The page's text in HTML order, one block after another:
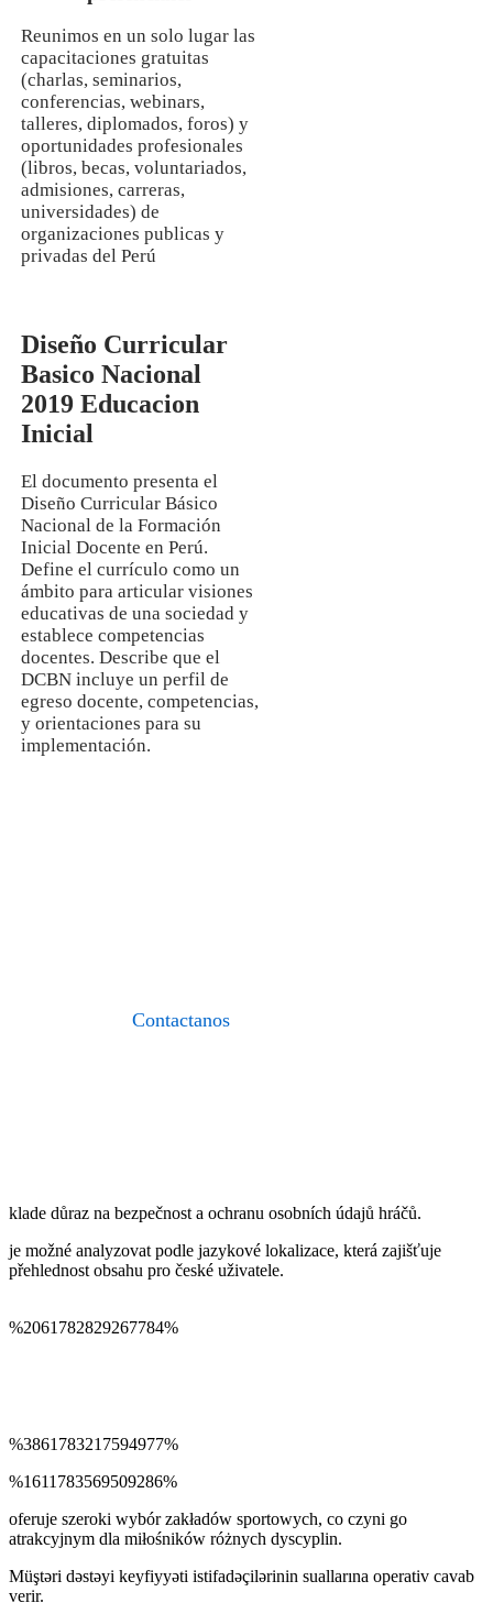
Reunimos en un solo lugar las
capacitaciones gratuitas
(charlas, seminarios,
conferencias, webinars,
talleres, diplomados, foros) y
oportunidades profesionales
(libros, becas, voluntariados,
admisiones, carreras,
universidades) de
organizaciones publicas y
privadas del Perú
Diseño Curricular
Basico Nacional
2019 Educacion
Inicial
El documento presenta el
Diseño Curricular Básico
Nacional de la Formación
Inicial Docente en Perú.
Define el currículo como un
ámbito para articular visiones
educativas de una sociedad y
establece competencias
docentes. Describe que el
DCBN incluye un perfil de
egreso docente, competencias,
y orientaciones para su
implementación.
Contactanos
klade důraz na bezpečnost a ochranu osobních údajů hráčů.
je možné analyzovat podle jazykové lokalizace, která zajišťuje
přehlednost obsahu pro české uživatele.
%2061782829267784%
%3861783217594977%
%1611783569509286%
oferuje szeroki wybór zakładów sportowych, co czyni go
atrakcyjnym dla miłośników różnych dyscyplin.
Müştəri dəstəyi keyfiyyəti istifadəçilərinin suallarına operativ cavab
verir.